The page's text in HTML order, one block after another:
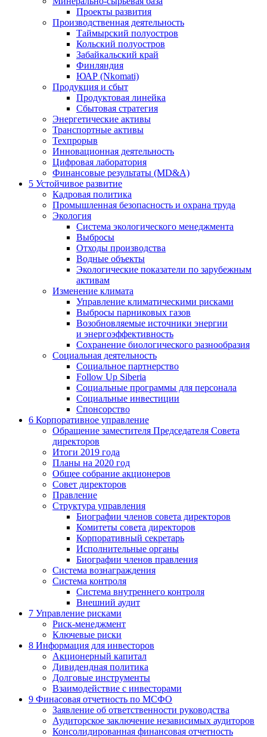
Проекты развития
Производственная деятельность
Таймырский полуостров
Кольский полуостров
Забайкальский край
Финляндия
ЮАР (Nkomati)
Продукция и сбыт
Продуктовая линейка
Сбытовая стратегия
Энергетические активы
Транспортные активы
Техпрорыв
Инновационная деятельность
Цифровая лаборатория
Финансовые результаты (MD&A)
5 Устойчивое развитие
Кадровая политика
Промышленная безопасность и охрана труда
Экология
Система экологического менеджмента
Выбросы
Отходы производства
Водные объекты
Экологические показатели по зарубежным
активам
Изменение климата
Управление климатическими рисками
Выбросы парниковых газов
Возобновляемые источники энергии
и энергоэффективность
Сохранение биологического разнообразия
Социальная деятельность
Социальное партнерство
Follow Up Siberia
Социальные программы для персонала
Социальные инвестиции
Спонсорство
6 Корпоративное управление
Обращение заместителя Председателя Совета
директоров
Итоги 2019 года
Планы на 2020 год
Общее собрание акционеров
Совет директоров
Правление
Структура управления
Биографии членов совета директоров
Комитеты совета директоров
Корпоративный секретарь
Исполнительные органы
Биографии членов правления
Система вознаграждения
Система контроля
Система внутреннего контроля
Внешний аудит
7 Управление рисками
Риск-менеджмент
Ключевые риски
8 Информация для инвесторов
Акционерный капитал
Дивидендная политика
Долговые инструменты
Взаимодействие с инвеcторами
9 Финасовая отчетность по МСФО
Заявление об ответственности руководства
Аудиторское заключение независимых аудиторов
Консолидированная финансовая отчетность